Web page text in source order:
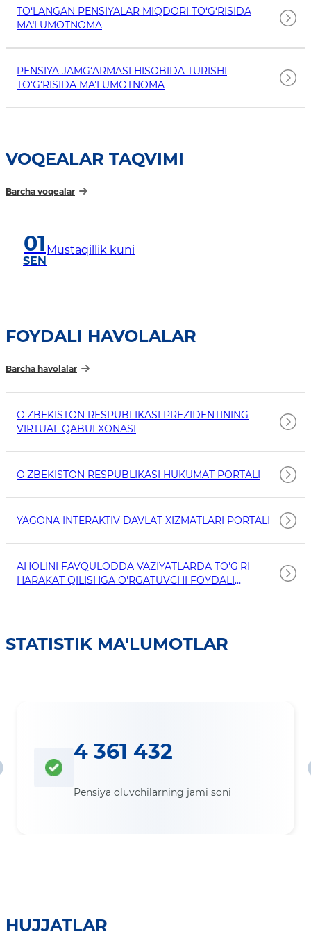
TO‘LANGAN PENSIYALAR MIQDORI TO‘G‘RISIDA
MAʼLUMOTNOMA
PENSIYA JAMG‘ARMASI HISOBIDA TURISHI
TO‘G‘RISIDA MA'LUMOTNOMA
VOQEALAR TAQVIMI
Barcha voqealar
01
SEN
Mustaqillik kuni
FOYDALI HAVOLALAR
Barcha havolalar
O'ZBEKISTON RESPUBLIKASI PREZIDENTINING
VIRTUAL QABULXONASI
O'ZBEKISTON RESPUBLIKASI HUKUMAT PORTALI
YAGONA INTERAKTIV DAVLAT XIZMATLARI PORTALI
AHOLINI FAVQULODDA VAZIYATLARDA TO'G'RI
HARAKAT QILISHGA O'RGATUVCHI FOYDALI
STATISTIK MA'LUMOTLAR
4 361 432
Pensiya oluvchilarning jami soni
HUJJATLAR